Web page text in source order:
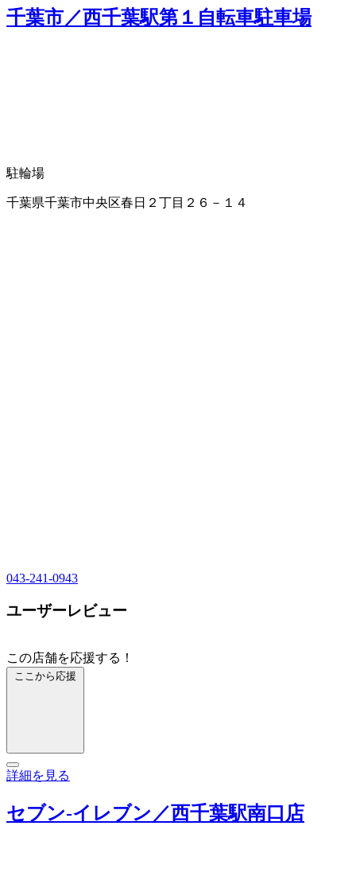
千葉市／西千葉駅第１自転車駐車場
駐輪場
千葉県千葉市中央区春日２丁目２６－１４
043-241-0943
ユーザーレビュー
この店舗を応援する！
ここから応援
詳細を見る
セブン‐イレブン／西千葉駅南口店